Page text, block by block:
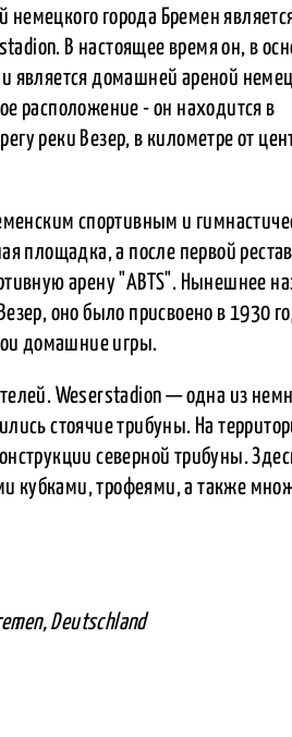
города Бремен
В настоящее время он, в
является домашней ареной
расположение - он находится в
реки Везер, в километре от
спортивным и
площадка, а после первой
арену "ABTS". Нынешнее
оно было присвоено в 1930
домашние игры.
Weserstadion — одна из
стоячие трибуны. На
северной трибуны.
кубками, трофеями, а также
Deutschland